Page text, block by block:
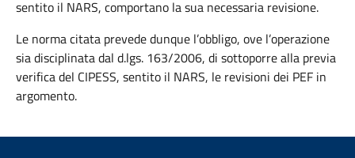
sentito il NARS, comportano la sua necessaria revisione.
Le norma citata prevede dunque l’obbligo, ove l’operazione
sia disciplinata dal d.lgs. 163/2006, di sottoporre alla previa
verifica del CIPESS, sentito il NARS, le revisioni dei PEF in
argomento.